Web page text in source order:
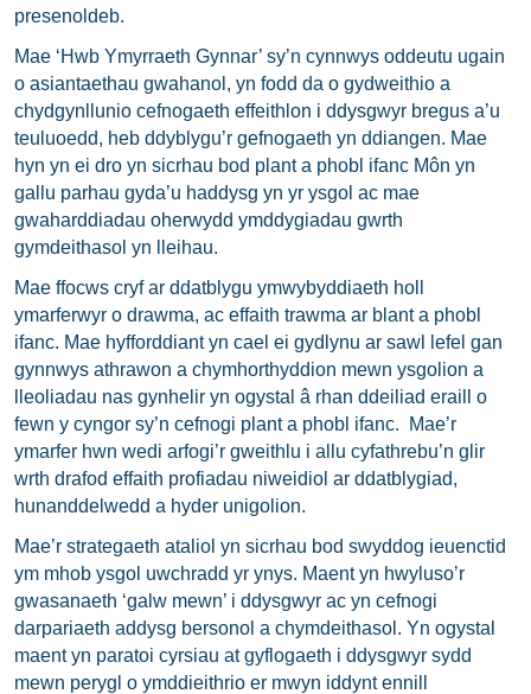
presenoldeb.
Mae ‘Hwb Ymyrraeth Gynnar’ sy’n cynnwys oddeutu ugain
o asiantaethau gwahanol, yn fodd da o gydweithio a
chydgynllunio cefnogaeth effeithlon i ddysgwyr bregus a’u
teuluoedd, heb ddyblygu’r gefnogaeth yn ddiangen. Mae
hyn yn ei dro yn sicrhau bod plant a phobl ifanc Môn yn
gallu parhau gyda’u haddysg yn yr ysgol ac mae
gwaharddiadau oherwydd ymddygiadau gwrth
gymdeithasol yn lleihau.
Mae ffocws cryf ar ddatblygu ymwybyddiaeth holl
ymarferwyr o drawma, ac effaith trawma ar blant a phobl
ifanc. Mae hyfforddiant yn cael ei gydlynu ar sawl lefel gan
gynnwys athrawon a chymhorthyddion mewn ysgolion a
lleoliadau nas gynhelir yn ogystal â rhan ddeiliad eraill o
fewn y cyngor sy’n cefnogi plant a phobl ifanc. Mae’r
ymarfer hwn wedi arfogi’r gweithlu i allu cyfathrebu’n glir
wrth drafod effaith profiadau niweidiol ar ddatblygiad,
hunanddelwedd a hyder unigolion.
Mae’r strategaeth ataliol yn sicrhau bod swyddog ieuenctid
ym mhob ysgol uwchradd yr ynys. Maent yn hwyluso’r
gwasanaeth ‘galw mewn’ i ddysgwyr ac yn cefnogi
darpariaeth addysg bersonol a chymdeithasol. Yn ogystal
maent yn paratoi cyrsiau at gyflogaeth i ddysgwyr sydd
mewn perygl o ymddieithrio er mwyn iddynt ennill